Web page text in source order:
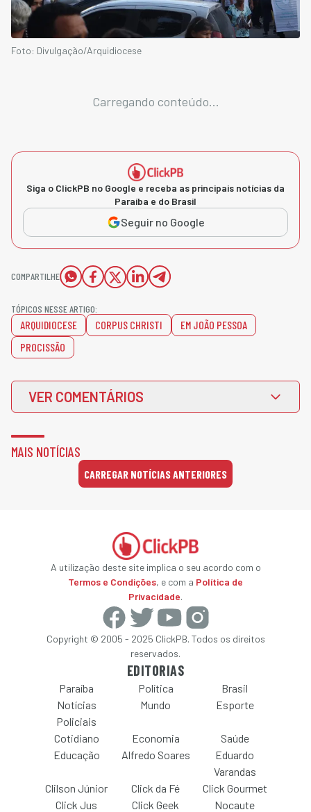
Foto: Divulgação/Arquidiocese
Carregando conteúdo...
Siga o ClickPB no Google e receba as principais notícias da
Paraíba e do Brasil
Seguir no Google
COMPARTILHE
TÓPICOS NESSE ARTIGO:
ARQUIDIOCESE CORPUS CHRISTI
EM JOÃO PESSOA
PROCISSÃO
VER COMENTÁRIOS
MAIS NOTÍCIAS
CARREGAR NOTÍCIAS ANTERIORES
A utilização deste site implica o seu acordo com o
Termos e Condições, e com a Política de
Privacidade.
Copyright © 2005 - 2025 ClickPB. Todos os direitos
reservados.
EDITORIAS
Paraíba Política
Brasil
Notícias
Policiais
Mundo Esporte
Cotidiano Economia
Saúde
Educação
Alfredo Soares
Eduardo
Varandas
Clilson Júnior
Click da Fé
Click Gourmet
Click Jus
Click Geek Nocaute